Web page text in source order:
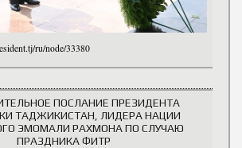
ru/node/33380
ПОСЛАНИЕ ПРЕЗИДЕНТА
ТАДЖИКИСТАН, ЛИДЕРА НАЦИИ
ЭМОМАЛИ РАХМОНА ПО СЛУЧАЮ
ПРАЗДНИКА ФИТР